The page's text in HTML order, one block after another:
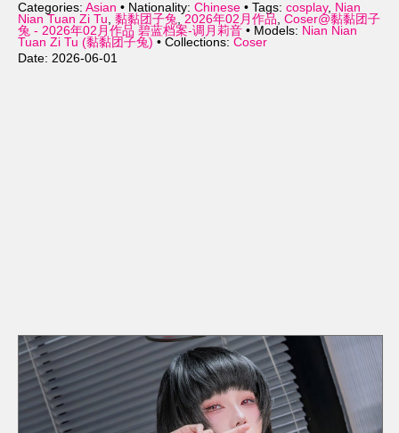
Categories: Asian • Nationality: Chinese • Tags: cosplay, Nian
Nian Tuan Zi Tu, 黏黏团子兔, 2026年02月作品, Coser@黏黏团子
兔 - 2026年02月作品 碧蓝档案-调月莉音 • Models: Nian Nian
Tuan Zi Tu (黏黏团子兔) • Collections: Coser
Date: 2026-06-01